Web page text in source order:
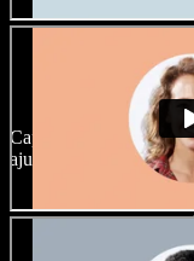
Gran
Cap projecte ha de
ajusta'n l’accent.